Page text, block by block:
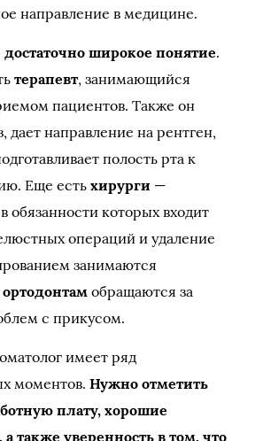
направление в медицине.
широкое понятие.
терапевт, занимающийся
пациентов. Также он
дает направление на рентген,
полость рта к
Еще есть хирурги —
обязанности которых входит
операций и удаление
занимаются
ортодонтам обращаются за
с прикусом.
имеет ряд
моментов. Нужно отметить
плату, хорошие
также уверенность в том, что